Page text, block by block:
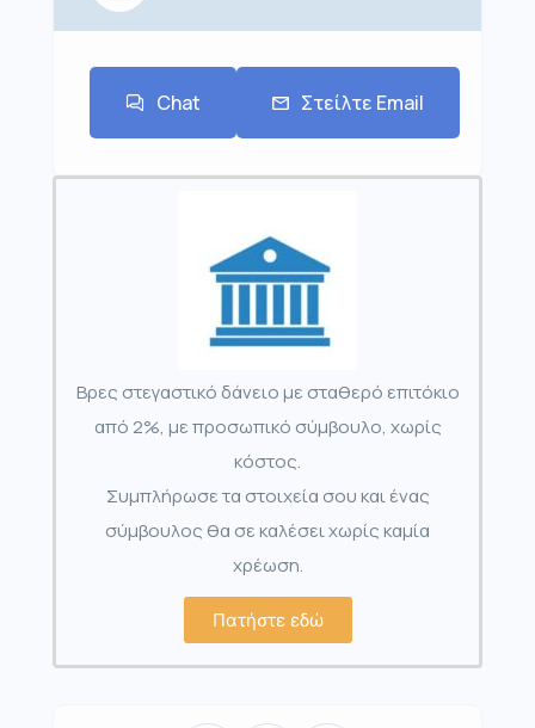
Chat Στείλτε Email
Βρες στεγαστικό δάνειο με σταθερό επιτόκιο
από 2%, με προσωπικό σύμβουλο, χωρίς
κόστος.
Συμπλήρωσε τα στοιχεία σου και ένας
σύμβουλος θα σε καλέσει χωρίς καμία
χρέωση.
Πατήστε εδώ